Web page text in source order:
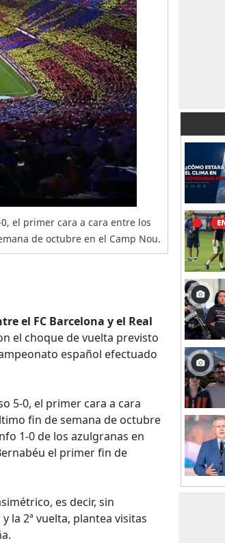
el primer cara a cara entre los
de octubre en el Camp Nou.
el FC Barcelona y el Real
el choque de vuelta previsto
español efectuado
5-0, el primer cara a cara
fin de semana de octubre
1-0 de los azulgranas en
el primer fin de
es decir, sin
la 2ª vuelta, plantea visitas